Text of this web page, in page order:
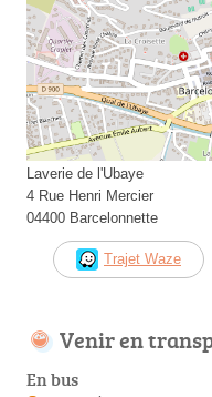
Laverie de l'Ubaye
4 Rue Henri Mercier
04400 Barcelonnette
Trajet Waze
Venir en
En bus